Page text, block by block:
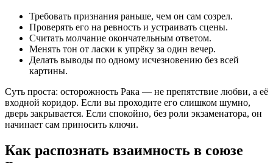
Требовать признания раньше, чем он сам созрел.
Проверять его на ревность и устраивать сцены.
Считать молчание окончательным ответом.
Менять тон от ласки к упрёку за один вечер.
Делать выводы по одному исчезновению без всей
картины.
Суть проста: осторожность Рака — не препятствие любви, а её
входной коридор. Если вы проходите его слишком шумно,
дверь закрывается. Если спокойно, без роли экзаменатора, он
начинает сам приносить ключи.
Как распознать взаимность в союзе